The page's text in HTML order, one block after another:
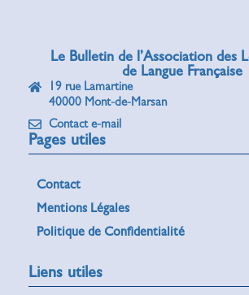
Le Bulletin de l’Association des
de Langue Française
19 rue Lamartine
40000 Mont-de-Marsan
Contact e-mail
Pages utiles
Contact
Mentions Légales
Politique de Confidentialité
Liens utiles